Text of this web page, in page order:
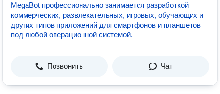
MegaBot профессионально занимается разработкой
коммерческих, развлекательных, игровых, обучающих и
других типов приложений для смартфонов и планшетов
под любой операционной системой.
Позвонить Чат